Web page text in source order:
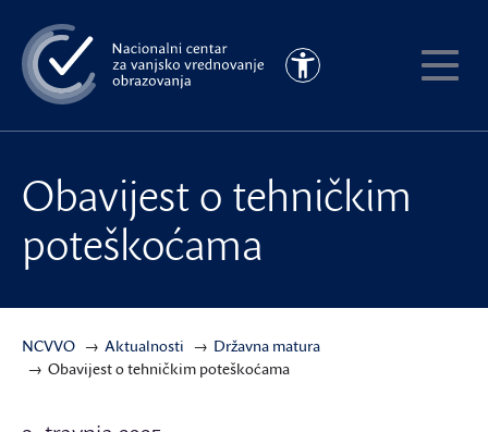
na
glavni
sadržaj
Pristupačnost
Obavijest o tehničkim
poteškoćama
NCVVO Aktualnosti
Državna matura
Obavijest o tehničkim poteškoćama